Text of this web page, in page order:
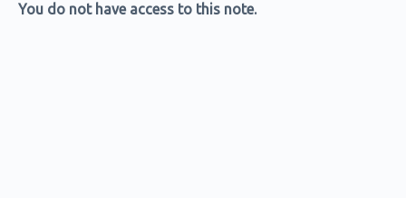
You do not have access to this note.